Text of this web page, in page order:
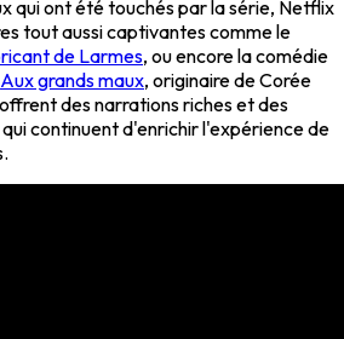
qui ont été touchés par la série, Netflix
tout aussi captivantes comme le
de Larmes, ou encore la comédie
Aux grands maux, originaire de Corée
des narrations riches et des
continuent d'enrichir l'expérience de